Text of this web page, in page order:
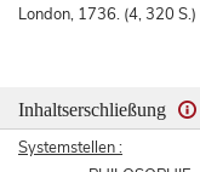
London, 1736. (4, 320 S.)
Inhaltserschließung
Systemstellen :